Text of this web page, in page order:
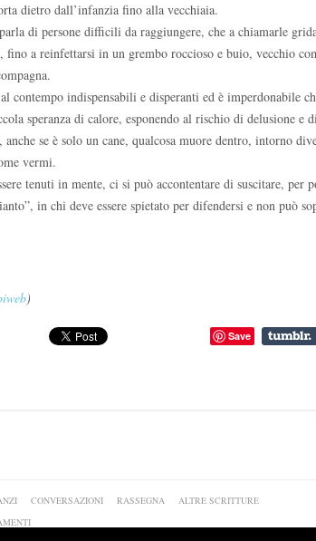
dietro dall’infanzia fino alla vecchiaia.
di persone difficili da raggiungere, che a chiamarle
a reinfettarsi in un grembo roccioso e buio, vecchio
contempo indispensabili e disperanti ed è imperdonabile
speranza di calore, esponendo al rischio di delusione e
anche se è solo un cane, qualcosa muore dentro, intorno
vermi.
tenuti in mente, ci si può accontentare di suscitare, per
in chi deve essere spietato per difendersi e non può
)
Save
CONVERSAZIONI RASSEGNA
ALTRE SCRITTURE